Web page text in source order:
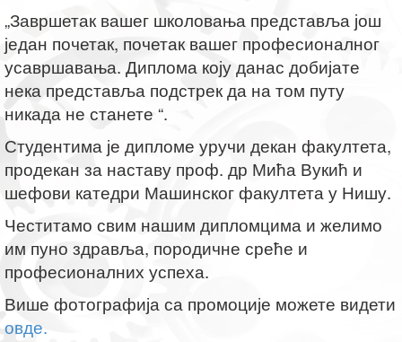
„Завршетак вашег школовања представља још
један почетак, почетак вашег професионалног
усавршавања. Диплома коју данас добијате
нека представља подстрек да на том путу
никада не станете “.
Студентима је дипломе уручи декан факултета,
продекан за наставу проф. др Мића Вукић и
шефови катедри Машинског факултета у Нишу.
Честитамо свим нашим дипломцима и желимо
им пуно здравља, породичне среће и
професионалних успеха.
Више фотографија са промоције можете видети
овде.